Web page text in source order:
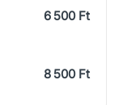
6 500 Ft
8 500 Ft